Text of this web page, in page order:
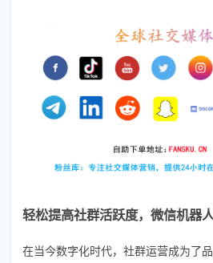
轻松提高社群活跃度，微信机器
在当今数字化时代，社群运营成为了